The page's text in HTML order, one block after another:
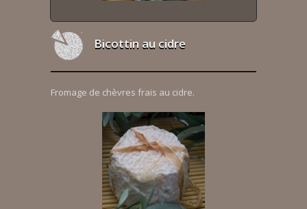
Bicottin au cidre
Fromage de chèvres frais au cidre.